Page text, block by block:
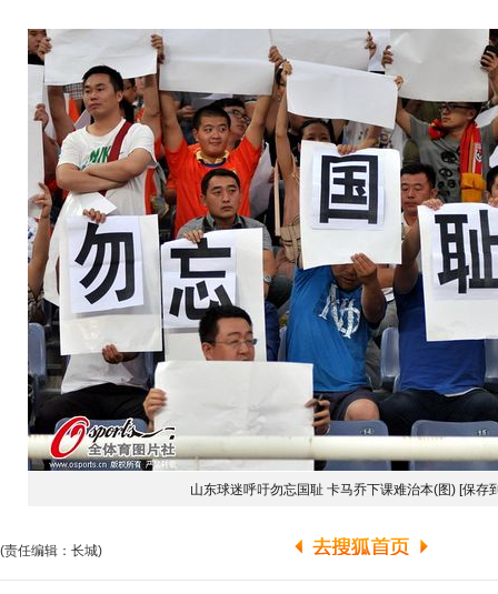
山东球迷呼吁勿忘国耻 卡马乔下课难治本(图) [保存
(责任编辑：长城)